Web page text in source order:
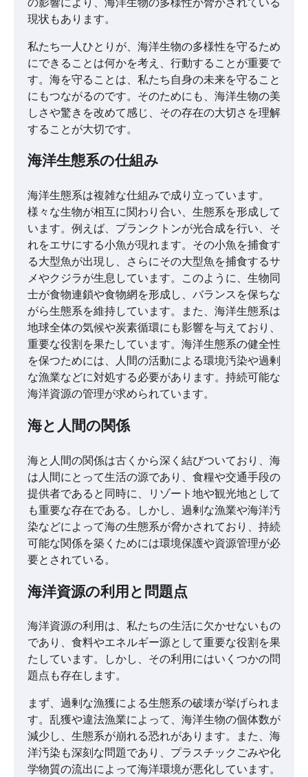
現状もあります。
私たち一人ひとりが、海洋生物の多様性を守るため
にできることは何かを考え、行動することが重要で
す。海を守ることは、私たち自身の未来を守ること
にもつながるのです。そのためにも、海洋生物の美
しさや驚きを改めて感じ、その存在の大切さを理解
することが大切です。
海洋生態系の仕組み
海洋生態系は複雑な仕組みで成り立っています。
様々な生物が相互に関わり合い、生態系を形成して
います。例えば、プランクトンが光合成を行い、そ
れをエサにする小魚が現れます。その小魚を捕食す
る大型魚が出現し、さらにその大型魚を捕食するサ
メやクジラが生息しています。このように、生物同
士が食物連鎖や食物網を形成し、バランスを保ちな
がら生態系を維持しています。また、海洋生態系は
地球全体の気候や炭素循環にも影響を与えており、
重要な役割を果たしています。海洋生態系の健全性
を保つためには、人間の活動による環境汚染や過剰
な漁業などに対処する必要があります。持続可能な
海洋資源の管理が求められています。
海と人間の関係
海と人間の関係は古くから深く結びついており、海
は人間にとって生活の源であり、食糧や交通手段の
提供者であると同時に、リゾート地や観光地として
も重要な存在である。しかし、過剰な漁業や海洋汚
染などによって海の生態系が脅かされており、持続
可能な関係を築くためには環境保護や資源管理が必
要とされている。
海洋資源の利用と問題点
海洋資源の利用は、私たちの生活に欠かせないもの
であり、食料やエネルギー源として重要な役割を果
たしています。しかし、その利用にはいくつかの問
題点も存在します。
まず、過剰な漁獲による生態系の破壊が挙げられま
す。乱獲や違法漁業によって、海洋生物の個体数が
減少し、生態系が崩れる恐れがあります。また、海
洋汚染も深刻な問題であり、プラスチックごみや化
学物質の流出によって海洋環境が悪化しています。